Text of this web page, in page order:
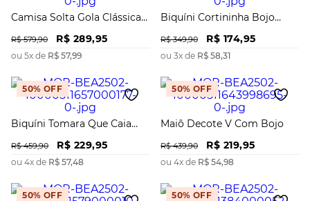
Camisa Solta Gola Clássica
R$ 579,90 R$ 289,95
ou 5x de R$ 57,99
Biquíni Cortininha Bojo
Ripple
R$ 349,90 R$ 174,95
ou 3x de R$ 58,31
50% OFF
Biquíni Tomara Que Caia
Hot Pants
R$ 459,90 R$ 229,95
ou 4x de R$ 57,48
50% OFF
Maiô Decote V Com Bojo
R$ 439,90 R$ 219,95
ou 4x de R$ 54,98
50% OFF 50% OFF